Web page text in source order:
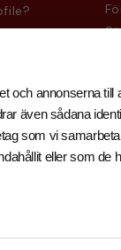
och annonserna till
även sådana
som vi
eller som de